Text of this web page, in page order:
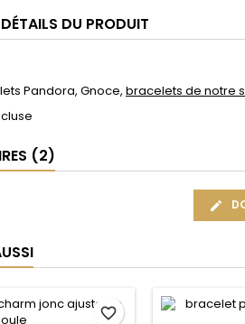
DÉTAILS DU PRODUIT
Pandora, Gnoce, bracelets de notre
(2)
favorite_border